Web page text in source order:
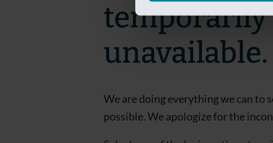
temporarily
unavailable.
We are doing everything we can to
possible. We apologize for the